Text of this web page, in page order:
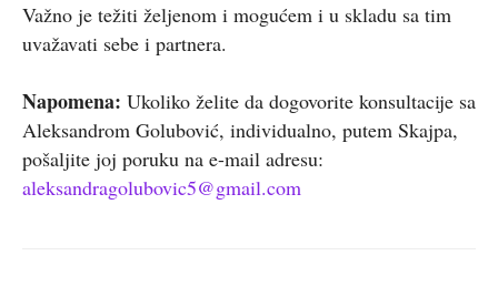
Važno je težiti željenom i mogućem i u skladu sa tim
uvažavati sebe i partnera.
Napomena: Ukoliko želite da dogovorite konsultacije sa
Aleksandrom Golubović, individualno, putem Skajpa,
pošaljite joj poruku na e-mail adresu:
aleksandragolubovic5@gmail.com